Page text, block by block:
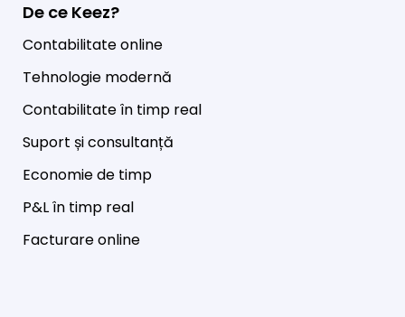
De ce Keez?
Contabilitate online
Tehnologie modernă
Contabilitate în timp real
Suport și consultanță
Economie de timp
P&L în timp real
Facturare online